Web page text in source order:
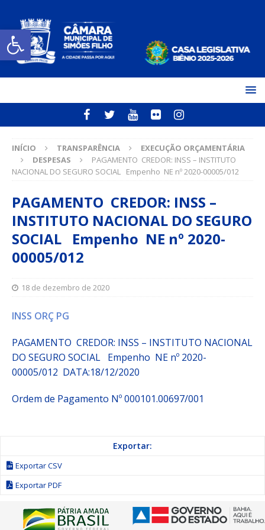
Open toolbar
INÍCIO TRANSPARÊNCIA
EXECUÇÃO ORÇAMENTÁRIA
DESPESAS
PAGAMENTO CREDOR: INSS – INSTITUTO
NACIONAL DO SEGURO SOCIAL Empenho NE nº 2020-00005/012
PAGAMENTO CREDOR: INSS –
INSTITUTO NACIONAL DO SEGURO
SOCIAL Empenho NE nº 2020-
00005/012
18 de dezembro de 2020
INSS ORÇ PG
PAGAMENTO CREDOR: INSS – INSTITUTO NACIONAL
DO SEGURO SOCIAL Empenho NE nº 2020-
00005/012 DATA:18/12/2020
Ordem de Pagamento Nº 000101.00697/001
Exportar:
Exportar CSV
Exportar PDF